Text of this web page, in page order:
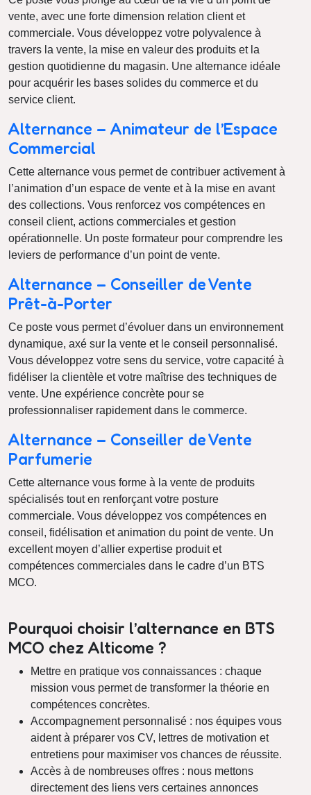
vente, avec une forte dimension relation client et
commerciale. Vous développez votre polyvalence à
travers la vente, la mise en valeur des produits et la
gestion quotidienne du magasin. Une alternance idéale
pour acquérir les bases solides du commerce et du
service client.
Alternance – Animateur de l’Espace
Commercial
Cette alternance vous permet de contribuer activement à
l’animation d’un espace de vente et à la mise en avant
des collections. Vous renforcez vos compétences en
conseil client, actions commerciales et gestion
opérationnelle. Un poste formateur pour comprendre les
leviers de performance d’un point de vente.
Alternance – Conseiller de Vente
Prêt-à-Porter
Ce poste vous permet d’évoluer dans un environnement
dynamique, axé sur la vente et le conseil personnalisé.
Vous développez votre sens du service, votre capacité à
fidéliser la clientèle et votre maîtrise des techniques de
vente. Une expérience concrète pour se
professionnaliser rapidement dans le commerce.
Alternance – Conseiller de Vente
Parfumerie
Cette alternance vous forme à la vente de produits
spécialisés tout en renforçant votre posture
commerciale. Vous développez vos compétences en
conseil, fidélisation et animation du point de vente. Un
excellent moyen d’allier expertise produit et
compétences commerciales dans le cadre d’un BTS
MCO.
Pourquoi choisir l’alternance en BTS
MCO chez Alticome ?
Mettre en pratique vos connaissances : chaque
mission vous permet de transformer la théorie en
compétences concrètes.
Accompagnement personnalisé : nos équipes vous
aident à préparer vos CV, lettres de motivation et
entretiens pour maximiser vos chances de réussite.
Accès à de nombreuses offres : nous mettons
directement des liens vers certaines annonces